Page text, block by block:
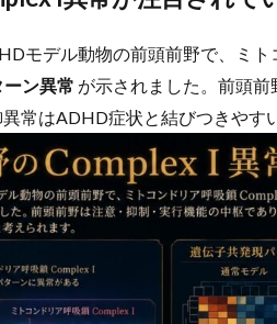
モデル動物の前頭前野で、ミ
ン異常 が示されました。前頭
常はADHD症状と結びつきやす